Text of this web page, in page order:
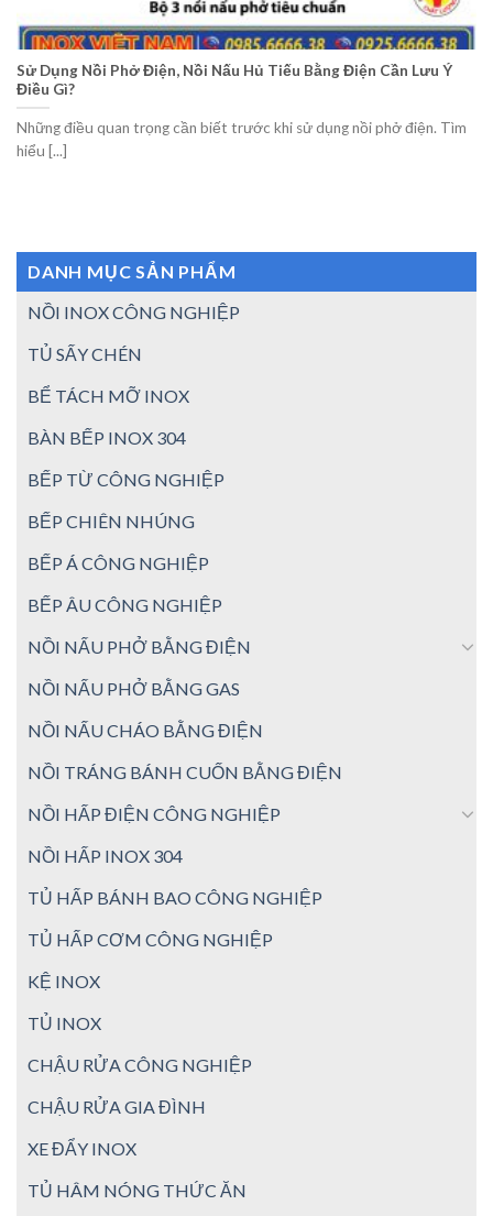
Sử Dụng Nồi Phở Điện, Nồi Nấu Hủ Tiếu Bằng Điện Cần Lưu Ý
Điều Gì?
Những điều quan trọng cần biết trước khi sử dụng nồi phở điện. Tìm
hiểu [...]
DANH MỤC SẢN PHẨM
NỒI INOX CÔNG NGHIỆP
TỦ SẤY CHÉN
BỂ TÁCH MỠ INOX
BÀN BẾP INOX 304
BẾP TỪ CÔNG NGHIỆP
BẾP CHIÊN NHÚNG
BẾP Á CÔNG NGHIỆP
BẾP ÂU CÔNG NGHIỆP
NỒI NẤU PHỞ BẰNG ĐIỆN
NỒI NẤU PHỞ BẰNG GAS
NỒI NẤU CHÁO BẰNG ĐIỆN
NỒI TRÁNG BÁNH CUỐN BẰNG ĐIỆN
NỒI HẤP ĐIỆN CÔNG NGHIỆP
NỒI HẤP INOX 304
TỦ HẤP BÁNH BAO CÔNG NGHIỆP
TỦ HẤP CƠM CÔNG NGHIỆP
KỆ INOX
TỦ INOX
CHẬU RỬA CÔNG NGHIỆP
CHẬU RỬA GIA ĐÌNH
XE ĐẨY INOX
TỦ HÂM NÓNG THỨC ĂN